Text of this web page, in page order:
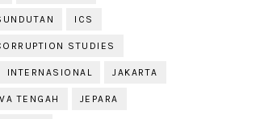
ICS
STUDIES
INTERNASIONAL JAKARTA
TENGAH JEPARA